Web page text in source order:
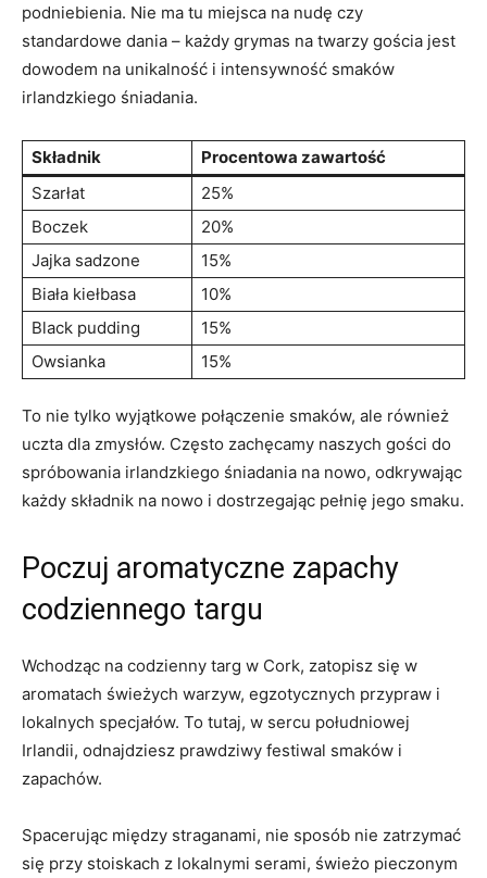
podniebienia. Nie ma tu miejsca na nudę czy
standardowe dania – każdy‌ grymas na twarzy gościa⁢ jest
dowodem‌ na unikalność i intensywność smaków
irlandzkiego śniadania.
Składnik
Procentowa⁤ zawartość
Szarłat
25%
Boczek
20%
Jajka‍ sadzone
15%
Biała kiełbasa
10%
Black pudding
15%
Owsianka
15%
To nie tylko wyjątkowe⁢ połączenie smaków, ale również
uczta dla zmysłów. Często zachęcamy naszych gości do
spróbowania irlandzkiego śniadania na nowo, odkrywając
każdy składnik na nowo i dostrzegając pełnię jego smaku.
Poczuj aromatyczne zapachy
codziennego targu
Wchodząc na codzienny targ w​ Cork, zatopisz‍ się w
aromatach świeżych warzyw, egzotycznych przypraw i
lokalnych specjałów.⁢ To tutaj, ‌w sercu południowej
Irlandii, odnajdziesz prawdziwy festiwal smaków i
zapachów.
Spacerując między straganami, nie sposób nie zatrzymać
się przy ⁤stoiskach z ⁣lokalnymi serami, świeżo pieczonym